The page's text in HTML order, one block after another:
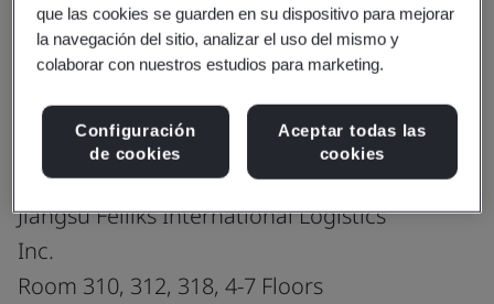
Compartir:
ISO 45001:2018
Jiangsu Feiliks International Logistics
Inc.
Room 310, 312, 318, 4-7 Floors
que las cookies se guarden en su dispositivo para mejorar
la navegación del sitio, analizar el uso del mismo y
colaborar con nuestros estudios para marketing.
Configuración
de cookies
Aceptar todas las
cookies